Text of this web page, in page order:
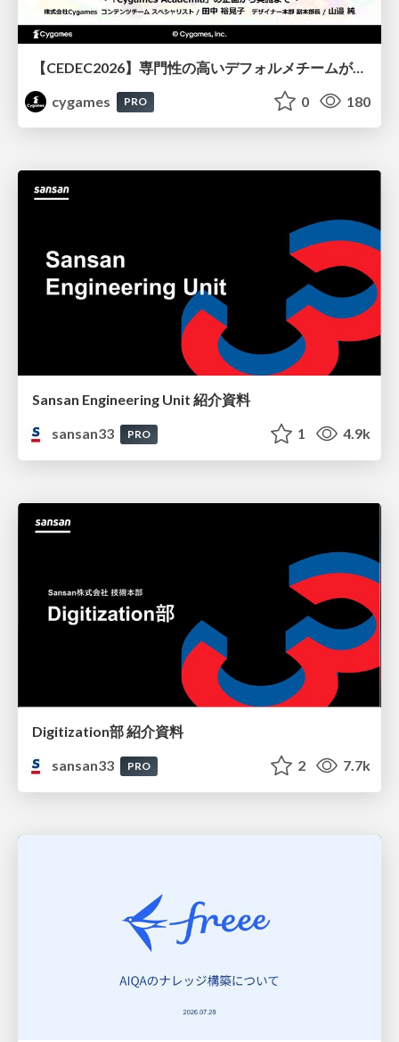
【CEDEC2026】専門性の高いデフォルメチームが挑んだ人材育成戦略 〜Cygames Academiaの企画から実施まで〜
cygames
PRO 0 180
Sansan Engineering Unit 紹介資料
sansan33
PRO 1 4.9k
Digitization部 紹介資料
sansan33
PRO 2 7.7k